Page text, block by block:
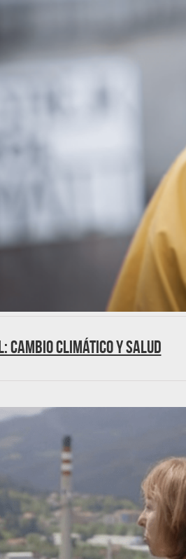
Cambio Climático y Salud